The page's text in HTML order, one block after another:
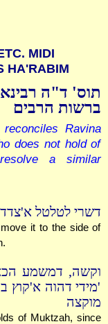
MIDI
HA'RABIM
תוס' ד"ה
ברשות הרבים
Ravina
does not hold of
a similar
דשרי לטלטל
it to the side of
וקשה, דמשמע
'מידי דהוה א'קוץ
מוקצה
of Muktzah, since